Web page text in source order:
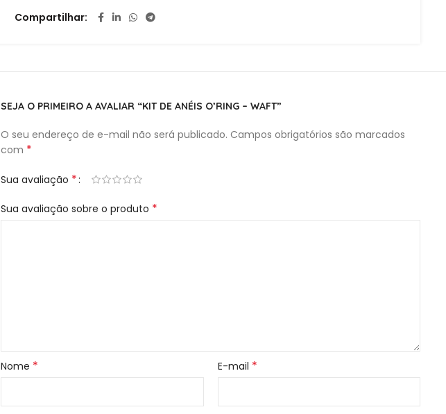
Compartilhar
SEJA O PRIMEIRO A AVALIAR “KIT DE ANÉIS O’RING – WAFT”
O seu endereço de e-mail não será publicado. Campos obrigatórios são marcados
com *
Sua avaliação *
Sua avaliação sobre o produto *
Nome * E-mail *